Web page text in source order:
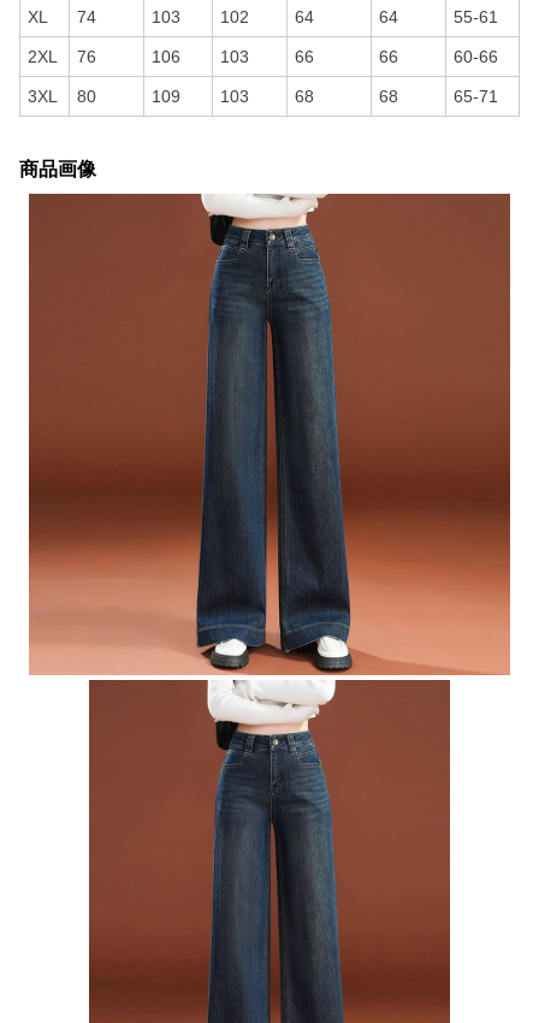
XL 74 103 102 64 64 55-61
2XL 76 106 103 66 66 60-66
3XL 80 109 103 68 68 65-71
商品画像